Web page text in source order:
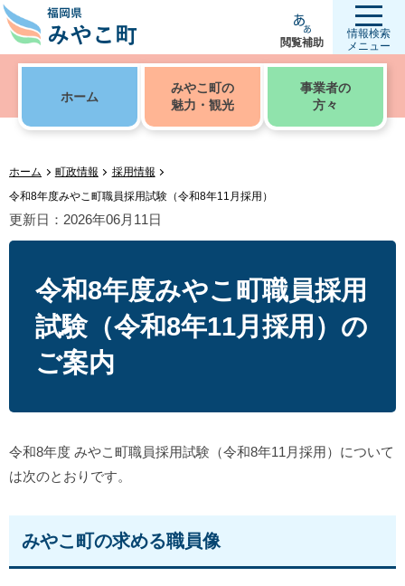
閲覧補助
情報検索
メニュー
ホーム
みやこ町の
魅力・観光
事業者の
方々
ホーム 町政情報
採用情報
令和8年度みやこ町職員採用試験（令和8年11月採用）
更新日：2026年06月11日
令和8年度みやこ町職員採用
試験（令和8年11月採用）の
ご案内
令和8年度 みやこ町職員採用試験（令和8年11月採用）について
は次のとおりです。
みやこ町の求める職員像